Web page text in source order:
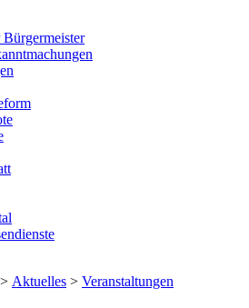
> Aktuelles > Veranstaltungen